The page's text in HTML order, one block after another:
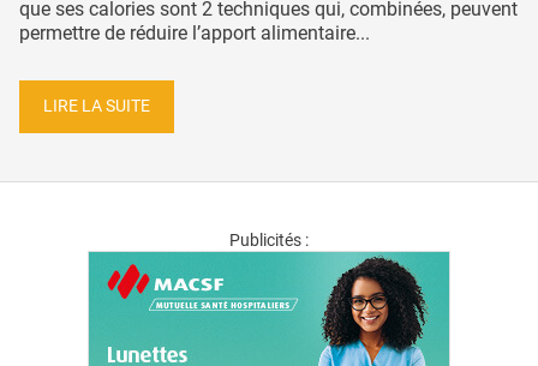
que ses calories sont 2 techniques qui, combinées, peuvent
permettre de réduire l’apport alimentaire...
LIRE LA SUITE
Publicités :